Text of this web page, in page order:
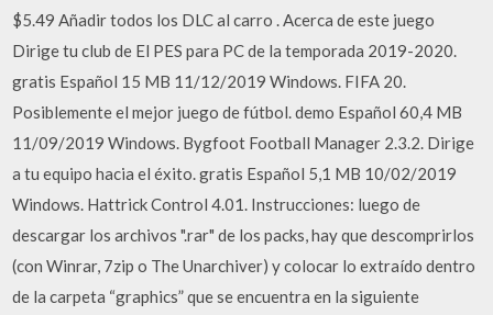
$5.49 Añadir todos los DLC al carro . Acerca de este juego
Dirige tu club de El PES para PC de la temporada 2019-2020.
gratis Español 15 MB 11/12/2019 Windows. FIFA 20.
Posiblemente el mejor juego de fútbol. demo Español 60,4 MB
11/09/2019 Windows. Bygfoot Football Manager 2.3.2. Dirige
a tu equipo hacia el éxito. gratis Español 5,1 MB 10/02/2019
Windows. Hattrick Control 4.01. Instrucciones: luego de
descargar los archivos ".rar" de los packs, hay que descomprirlos
(con Winrar, 7zip o The Unarchiver) y colocar lo extraído dentro
de la carpeta “graphics” que se encuentra en la siguiente